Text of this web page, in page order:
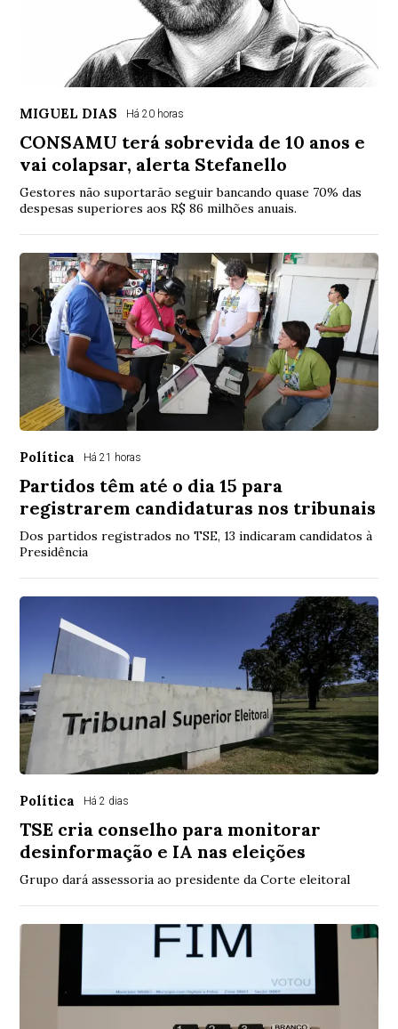
MIGUEL DIAS Há 20 horas
CONSAMU terá sobrevida de 10 anos e
vai colapsar, alerta Stefanello
Gestores não suportarão seguir bancando quase 70% das
despesas superiores aos R$ 86 milhões anuais.
Política Há 21 horas
Partidos têm até o dia 15 para
registrarem candidaturas nos tribunais
Dos partidos registrados no TSE, 13 indicaram candidatos à
Presidência
Política Há 2 dias
TSE cria conselho para monitorar
desinformação e IA nas eleições
Grupo dará assessoria ao presidente da Corte eleitoral